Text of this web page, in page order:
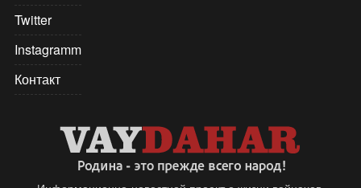
Twitter
Instagramm
Контакт